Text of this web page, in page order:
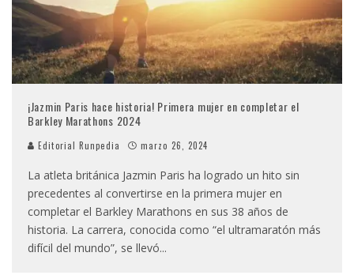
¡Jazmin Paris hace historia! Primera mujer en completar el
Barkley Marathons 2024
Editorial Runpedia marzo 26, 2024
La atleta británica Jazmin Paris ha logrado un hito sin
precedentes al convertirse en la primera mujer en
completar el Barkley Marathons en sus 38 años de
historia. La carrera, conocida como “el ultramaratón más
difícil del mundo”, se llevó...